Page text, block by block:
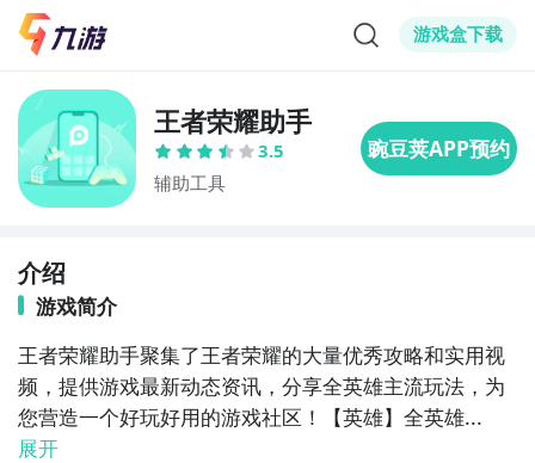
游戏盒下载
王者荣耀助手
3.5
辅助工具
介绍
游戏简介
王者荣耀助手聚集了王者荣耀的大量优秀攻略和实用视
频，提供游戏最新动态资讯，分享全英雄主流玩法，为
您营造一个好玩好用的游戏社区！【英雄】全英雄...
展开